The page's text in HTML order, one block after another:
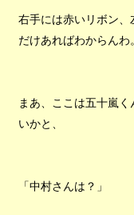
右手には赤いリボン
だけあればわからんわ。
まあ、ここは五十嵐
いかと、
「中村さんは？」